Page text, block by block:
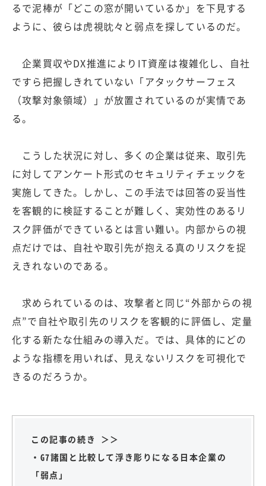
るで泥棒が「どこの窓が開いているか」を下見する
ように、彼らは虎視眈々と弱点を探しているのだ。
企業買収やDX推進によりIT資産は複雑化し、自社
ですら把握しきれていない「アタックサーフェス
（攻撃対象領域）」が放置されているのが実情であ
る。
こうした状況に対し、多くの企業は従来、取引先
に対してアンケート形式のセキュリティチェックを
実施してきた。しかし、この手法では回答の妥当性
を客観的に検証することが難しく、実効性のあるリ
スク評価ができているとは言い難い。内部からの視
点だけでは、自社や取引先が抱える真のリスクを捉
えきれないのである。
求められているのは、攻撃者と同じ“外部からの視
点”で自社や取引先のリスクを客観的に評価し、定量
化する新たな仕組みの導入だ。では、具体的にどの
ような指標を用いれば、見えないリスクを可視化で
きるのだろうか。
この記事の続き ＞＞
・G7諸国と比較して浮き彫りになる日本企業の
「弱点」